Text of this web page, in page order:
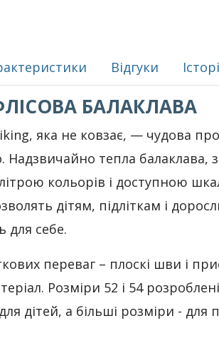
Відгуки
БАЛАКЛАВА
яка не ковзає, — чудова
Надзвичайно тепла балаклава, з
кольорів і доступною
дітям, підліткам і
для себе.
переваг – плоскі шви і
Розміри 52 і 54 розроблені
дітей, а більші розміри - для